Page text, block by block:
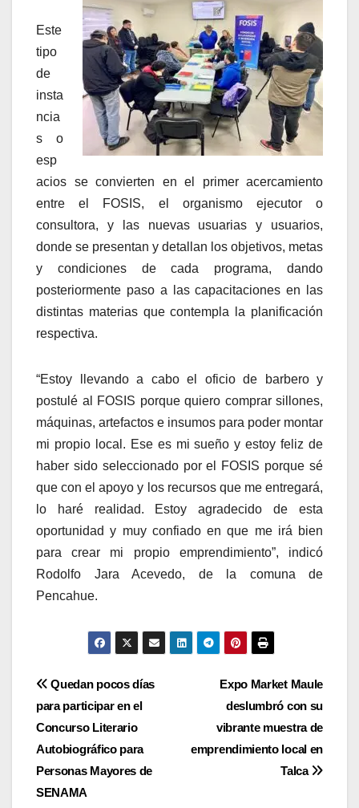
Este
tipo
de
insta
ncia
s o
esp
acios se convierten en el primer acercamiento
entre el FOSIS, el organismo ejecutor o
consultora, y las nuevas usuarias y usuarios,
donde se presentan y detallan los objetivos, metas
y condiciones de cada programa, dando
posteriormente paso a las capacitaciones en las
distintas materias que contempla la planificación
respectiva.
“Estoy llevando a cabo el oficio de barbero y
postulé al FOSIS porque quiero comprar sillones,
máquinas, artefactos e insumos para poder montar
mi propio local. Ese es mi sueño y estoy feliz de
haber sido seleccionado por el FOSIS porque sé
que con el apoyo y los recursos que me entregará,
lo haré realidad. Estoy agradecido de esta
oportunidad y muy confiado en que me irá bien
para crear mi propio emprendimiento”, indicó
Rodolfo Jara Acevedo, de la comuna de
Pencahue.
Navegación
de
entradas
Expo Market Maule
deslumbró con su
vibrante muestra de
emprendimiento local en
Talca
Quedan pocos días
para participar en el
Concurso Literario
Autobiográfico para
Personas Mayores de
SENAMA